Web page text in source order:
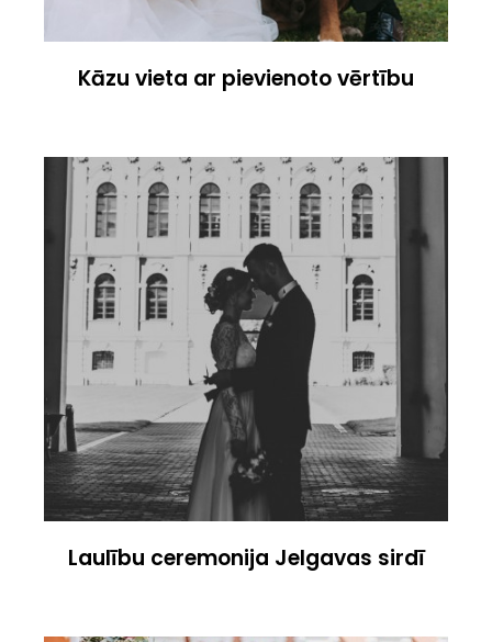
Kāzu vieta ar pievienoto vērtību
Laulību ceremonija Jelgavas sirdī